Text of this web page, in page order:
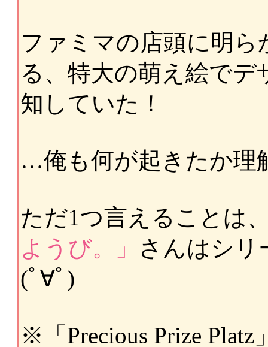
ファミマの店頭に明
る、特大の萌え絵で
知していた！
…俺も何が起きたか理
ただ1つ言えることは
ようび。」
さんはシリ
(ﾟ∀ﾟ)
※「Precious Prize